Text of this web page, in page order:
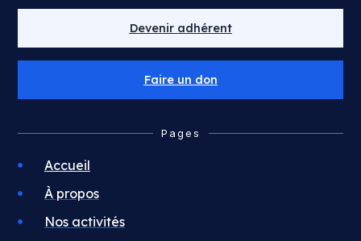
Devenir adhérent
Faire un don
Pages
Accueil
À propos
Nos activités